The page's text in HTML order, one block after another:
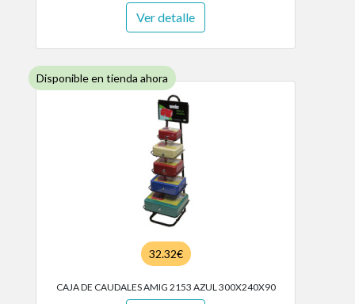
Ver detalle
Disponible en tienda ahora
32.32€
CAJA DE CAUDALES AMIG 2153 AZUL 300X240X90